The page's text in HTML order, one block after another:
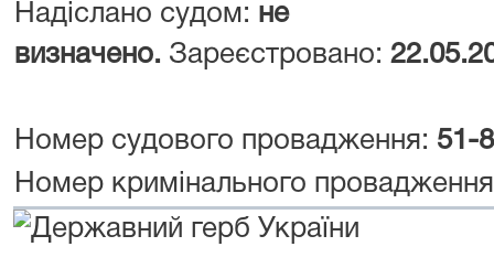
Надіслано судом: не
визначено. Зареєстровано:
Номер судового провадження: 51-
Номер кримінального